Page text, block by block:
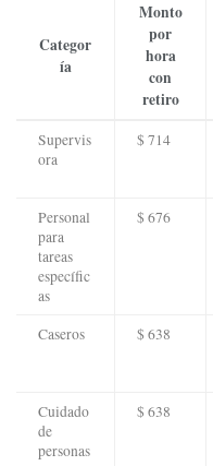
Categor
ía
Monto
por
hora
con
retiro
Supervis
ora
$ 714
Personal
para
tareas
específic
as
$ 676
Caseros $ 638
Cuidado
de
personas
$ 638